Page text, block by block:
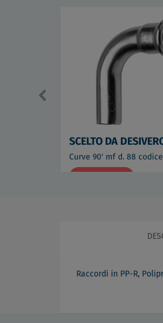
SCELTO DA
Raccordi in PP-R,